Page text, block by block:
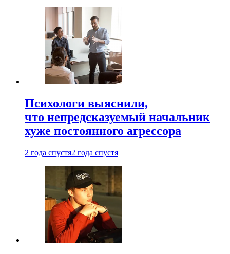
Психологи выяснили,
что непредсказуемый начальник
хуже постоянного агрессора
2 года спустя2 года спустя